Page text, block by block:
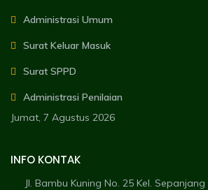
Administrasi Umum
Surat Keluar Masuk
Surat SPPD
Administrasi Penilaian
Jumat, 7 Agustus 2026
INFO KONTAK
Jl. Bambu Kuning No. 25 Kel. Sepanjang